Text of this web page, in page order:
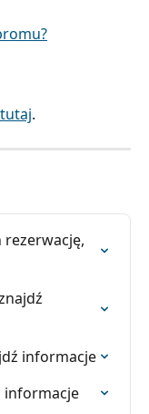
.
rezerwację,
informacje
informacje